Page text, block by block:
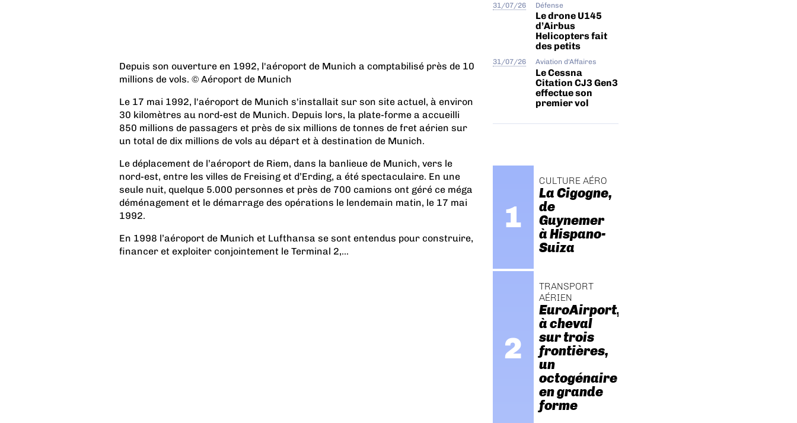
Depuis son ouverture en 1992, l'aéroport de Munich a comptabilisé près de 10
millions de vols. © Aéroport de Munich
Le 17 mai 1992, l'aéroport de Munich s'installait sur son site actuel, à environ
30 kilomètres au nord-est de Munich. Depuis lors, la plate-forme a accueilli
850 millions de passagers et près de six millions de tonnes de fret aérien sur
un total de dix millions de vols au départ et à destination de Munich.
Le déplacement de l’aéroport de Riem, dans la banlieue de Munich, vers le
nord-est, entre les villes de Freising et d’Erding, a été spectaculaire. En une
seule nuit, quelque 5.000 personnes et près de 700 camions ont géré ce méga
déménagement et le démarrage des opérations le lendemain matin, le 17 mai
1992.
En 1998 l’aéroport de Munich et Lufthansa se sont entendus pour construire,
financer et exploiter conjointement le Terminal 2,...
31/07/26 Défense
Le drone U145
d’Airbus
Helicopters fait
des petits
31/07/26 Aviation d'Affaires
Le Cessna
Citation CJ3 Gen3
effectue son
premier vol
CULTURE AÉRO
La Cigogne,
de
Guynemer
à Hispano-
Suiza
TRANSPORT
AÉRIEN
EuroAirport,
à cheval
sur trois
frontières,
un
octogénaire
en grande
forme